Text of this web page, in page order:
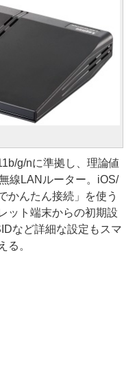
g/nに準拠し、理論値
線LANルーター。iOS/
かんたん接続」を使う
ット端末からの初期設
など詳細な設定もスマ
る。